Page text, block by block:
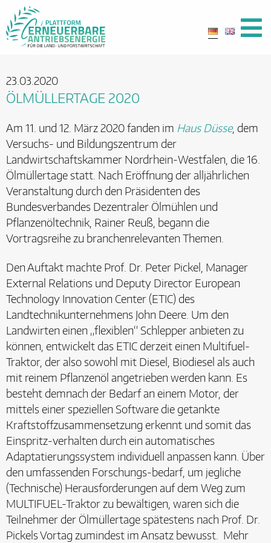
23.03.2020
ÖLMÜLLERTAGE 2020
Am 11. und 12. März 2020 fanden im Haus Düsse, dem
Versuchs- und Bildungszentrum der
Landwirtschaftskammer Nordrhein-Westfalen, die 16.
Ölmüllertage statt. Nach Eröffnung der alljährlichen
Veranstaltung durch den Präsidenten des
Bundesverbandes Dezentraler Ölmühlen und
Pflanzenöltechnik, Rainer Reuß, begann die
Vortragsreihe zu branchenrelevanten Themen.
Den Auftakt machte Prof. Dr. Peter Pickel, Manager
External Relations und Deputy Director European
Technology Innovation Center (ETIC) des
Landtechnikunternehmens John Deere. Um den
Landwirten einen „flexiblen“ Schlepper anbieten zu
können, entwickelt das ETIC derzeit einen Multifuel-
Traktor, der also sowohl mit Diesel, Biodiesel als auch
mit reinem Pflanzenöl angetrieben werden kann. Es
besteht demnach der Bedarf an einem Motor, der
mittels einer speziellen Software die getankte
Kraftstoffzusammensetzung erkennt und somit das
Einspritz-verhalten durch ein automatisches
Adaptatierungssystem individuell anpassen kann. Über
den umfassenden Forschungs-bedarf, um jegliche
(Technische) Herausforderungen auf dem Weg zum
MULTIFUEL-Traktor zu bewältigen, waren sich die
Teilnehmer der Ölmüllertage spätestens nach Prof. Dr.
Pickels Vortag zumindest im Ansatz bewusst. Mehr